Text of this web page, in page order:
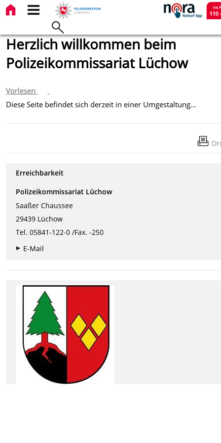
Herzlich willkommen beim
Polizeikommissariat Lüchow
Vorlesen
Diese Seite befindet sich derzeit in einer Umgestaltung...
Erreichbarkeit
Polizeikommissariat Lüchow
Saaßer Chaussee
29439 Lüchow
Tel. 05841-122-0 /Fax. -250
E-Mail